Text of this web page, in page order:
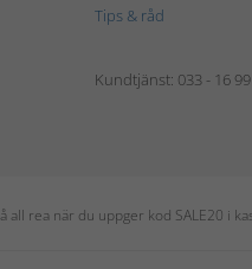
Tips & råd
Kundtjänst: 033 - 16
all rea när du uppger kod SALE20 i